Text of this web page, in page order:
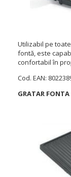
Utilizabil pe
fontă, este
confortabil în
Cod. EAN:
GRATAR FONTA